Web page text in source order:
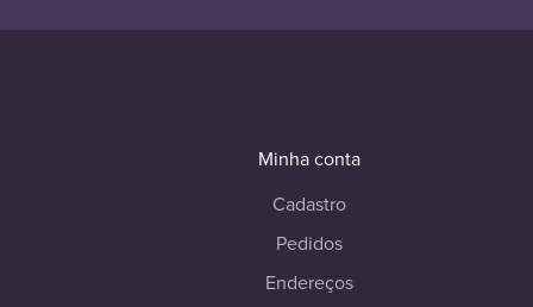
Minha conta
Cadastro
Pedidos
Endereços